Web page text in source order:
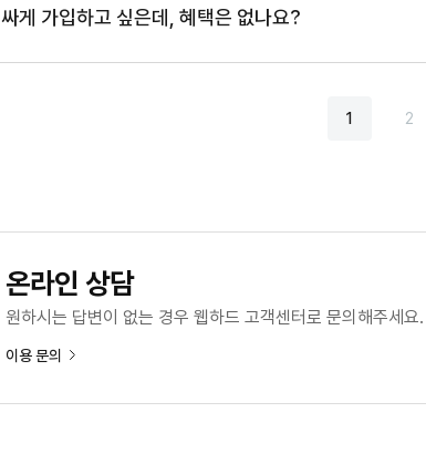
게 가입하고 싶은데, 혜택은 없나요?
1 2
온라인 상담
원하시는 답변이 없는 경우 웹하드 고객센터로 문의해주세요.
이용 문의